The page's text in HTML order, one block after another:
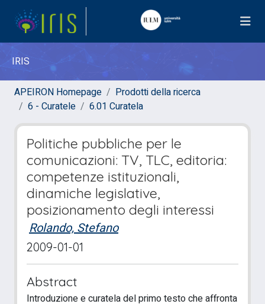
IRIS
APEIRON Homepage
Prodotti della ricerca
6 - Curatele
6.01 Curatela
Politiche pubbliche per le
comunicazioni: TV, TLC, editoria:
competenze istituzionali,
dinamiche legislative,
posizionamento degli interessi
Rolando, Stefano
2009-01-01
Abstract
Introduzione e curatela del primo testo che affronta